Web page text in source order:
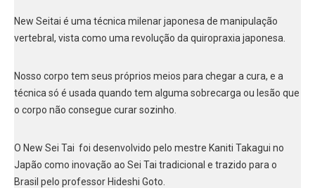
New Seitai é uma técnica milenar japonesa de manipulação
vertebral, vista como uma revolução da quiropraxia japonesa.
Nosso corpo tem seus próprios meios para chegar a cura, e a
técnica só é usada quando tem alguma sobrecarga ou lesão que
o corpo não consegue curar sozinho.
O New Sei Tai foi desenvolvido pelo mestre Kaniti Takagui no
Japão como inovação ao Sei Tai tradicional e trazido para o
Brasil pelo professor Hideshi Goto.